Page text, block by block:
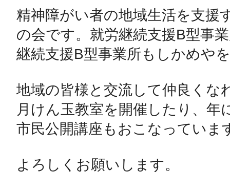
精神障がい者の地域生活を支援
の会です。就労継続支援B型事
継続支援B型事業所もしかめや
地域の皆様と交流して仲良くな
月けん玉教室を開催したり、年
市民公開講座もおこなっていま
よろしくお願いします。